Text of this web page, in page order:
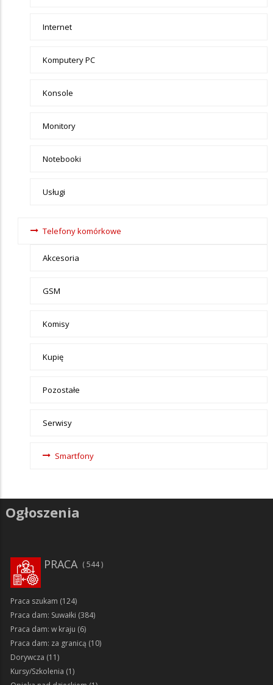
Internet
Komputery PC
Konsole
Monitory
Notebooki
Usługi
Telefony komórkowe
Akcesoria
GSM
Komisy
Kupię
Pozostałe
Serwisy
Smartfony
Ogłoszenia
PRACA 544
Praca szukam (124)
Praca dam: Suwałki (384)
Praca dam: w kraju (6)
Praca dam: za granicą (10)
Dorywcza (11)
Kursy/Szkolenia (1)